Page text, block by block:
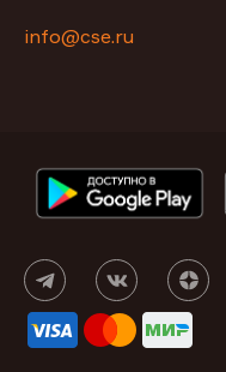
info@cse.ru